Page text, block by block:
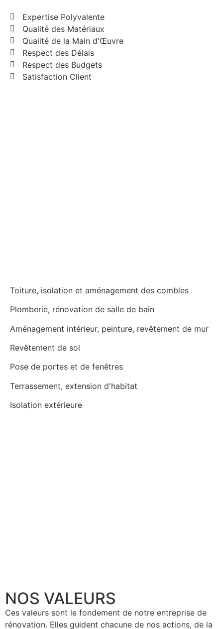
Expertise Polyvalente
Qualité des Matériaux
Qualité de la Main d'Œuvre
Respect des Délais
Respect des Budgets
Satisfaction Client
Toiture, isolation et aménagement des combles
Plomberie, rénovation de salle de bain
Aménagement intérieur, peinture, revêtement de mur
Revêtement de sol
Pose de portes et de fenêtres
Terrassement, extension d'habitat
Isolation extérieure
NOS VALEURS
Ces valeurs sont le fondement de notre entreprise de
rénovation. Elles guident chacune de nos actions, de la